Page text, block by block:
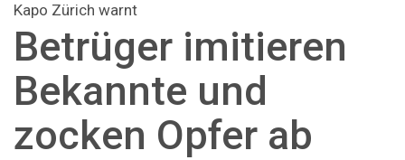
Kapo Zürich warnt
Betrüger imitieren
Bekannte und
zocken Opfer ab